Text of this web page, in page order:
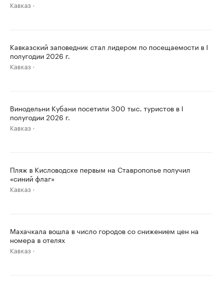
Кавказ
Кавказский заповедник стал лидером по посещаемости в I
полугодии 2026 г.
Кавказ
Винодельни Кубани посетили 300 тыс. туристов в I
полугодии 2026 г.
Кавказ
Пляж в Кисловодске первым на Ставрополье получил
«синий флаг»
Кавказ
Махачкала вошла в число городов со снижением цен на
номера в отелях
Кавказ